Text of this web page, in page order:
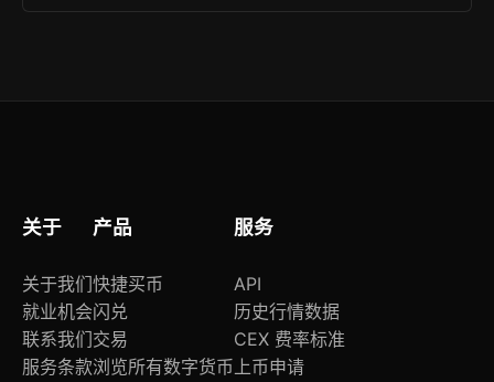
WebSocket监听「execution」事件，开发用户可
关于
关于我们
就业机会
联系我们
服务条款
产品
快捷买币
闪兑
交易
浏览所有数字货币
服务
API
历史行情数据
CEX 费率标准
上币申请